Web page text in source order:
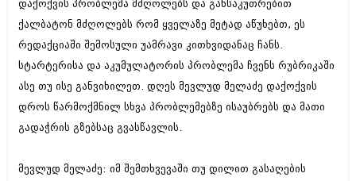
კულინარია
ავტორჩევები
ბელადები
ბიზნესსიახლეები
გვარები
თემიდას სასწორი
ბიზნესსიახლეები
გვარები
თემიდას სასწორი
იუმორი
კალეიდოსკოპი
ჰოროსკოპი და შეუცნობელი
დაქოქვის პრობლემა მძღოლებს და განსაკუთრებით
ქალბატონ მძღოლებს რომ ყველაზე მეტად აწუხებთ, ეს
რედაქციაში შემოსული უამრავი კითხვიდანაც ჩანს.
სტარტერისა და აკუმულატორის პრობლემა ჩვენს რუბრიკაში
ასე თუ ისე განვიხილეთ. დღეს მევლუდ მელაძე დაქოქვის
დროს წარმოქმნილ სხვა პრობლემებზე ისაუბრებს და მათი
გადაჭრის გზებსაც გვასწავლის.
მევლუდ მელაძე: იმ შემთხვევაში თუ დილით გასაღების